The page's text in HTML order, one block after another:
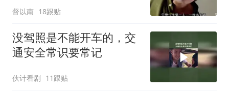
督以南 18跟贴
没驾照是不能开车的，交
通安全常识要常记
伙计看剧 11跟贴